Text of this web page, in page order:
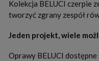
Kolekcja BELUCI czerpie
tworzyć zgrany zespół
Jeden projekt, wiele
Oprawy BELUCI